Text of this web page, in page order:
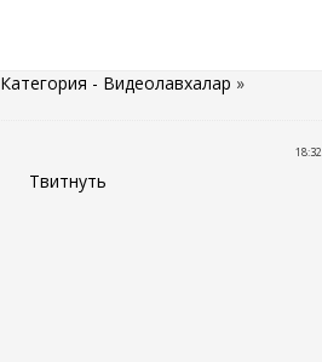
Категория - Видеолавхалар »
18:32
Твитнуть